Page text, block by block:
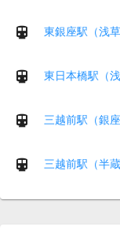
東銀座駅（浅
東日本橋駅（
三越前駅（銀
三越前駅（半